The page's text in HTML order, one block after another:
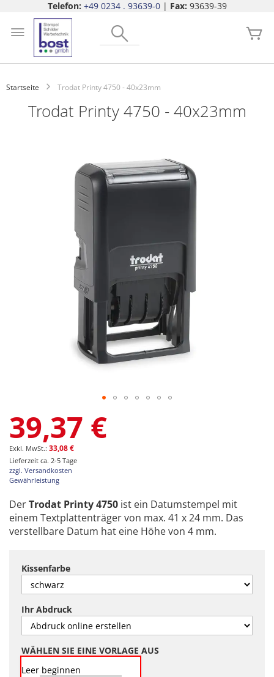
Telefon: +49 0234 . 93639-0| Fax: 93639-39
springen
Startseite Trodat Printy 4750 - 40x23mm
Trodat Printy 4750 - 40x23mm
Anfang
der
Bildgalerie
springen
39,37 €
33,08 €
Lieferzeit ca. 2-5 Tage
zzgl. Versandkosten
Gewährleistung
DerTrodat Printy 4750 ist ein Datumstempel mit
einem Textplattenträger von max. 41 x 24 mm. Das
verstellbare Datum hat eine Höhe von 4 mm.
Kissenfarbe
Ihr Abdruck
WÄHLEN SIE EINE VORLAGE AUS
Leer beginnen